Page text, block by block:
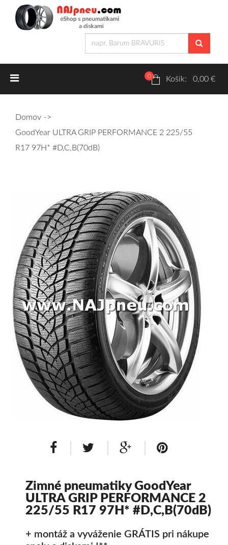
Letné pneumatiky
Dodávkové + malé úžitkové
Osobné/crossover + malé úžitkové
SUV/crossover + OFFRoad-ové
Dodávkové + malé úžitkové
Celoročné pneumatiky
Osobné/crossover + malé úžitkové
SUV/crossover + OFFRoad-ové
Dodávkové + malé úžitkové
Disky
Hliníkové / ALU disky / Elektróny
Puklice na kolesá Kontakt Blog
0 Košík: 0,00 €
Domov
GoodYear ULTRA GRIP PERFORMANCE 2 225/55
R17 97H* #D,C,B(70dB)
Zimné pneumatiky GoodYear
ULTRA GRIP PERFORMANCE 2
225/55 R17 97H* #D,C,B(70dB)
+ montáž a vyváženie GRÁTIS pri nákupe